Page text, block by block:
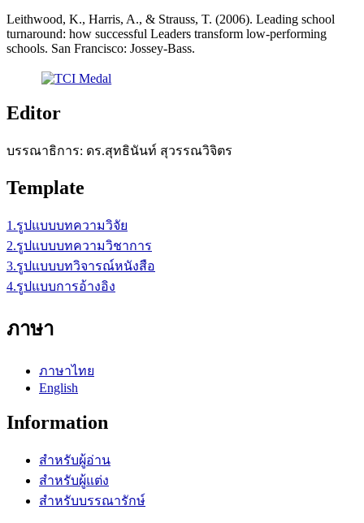
Leithwood, K., Harris, A., & Strauss, T. (2006). Leading school
turnaround: how successful Leaders transform low-performing
schools. San Francisco: Jossey-Bass.
Editor
บรรณาธิการ: ดร.สุทธินันท์ สุวรรณวิจิตร
Template
1.รูปแบบบทความวิจัย
2.รูปแบบบทความวิชาการ
3.รูปแบบบทวิจารณ์หนังสือ
4.รูปแบบการอ้างอิง
ภาษา
ภาษาไทย
English
Information
สำหรับผู้อ่าน
สำหรับผู้แต่ง
สำหรับบรรณารักษ์